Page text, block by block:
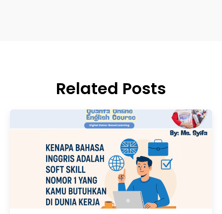
Related Posts